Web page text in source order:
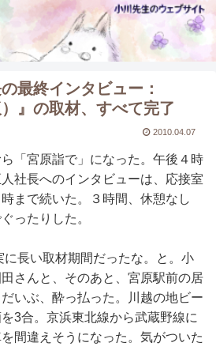
の最終インタビュー：
）』の取材、すべて完了
2010.04.07
「宮原詣で」になった。午後４時
社長へのインタビューは、応接室
まで続いた。３時間、休憩なし
ったりした。
長い取材期間だったな。と。小
さんと、そのあと、宮原駅前の居
いぶ、酔っ払った。川越の地ビー
3合。京浜東北線から武蔵野線に
間違えそうになった。気がついた